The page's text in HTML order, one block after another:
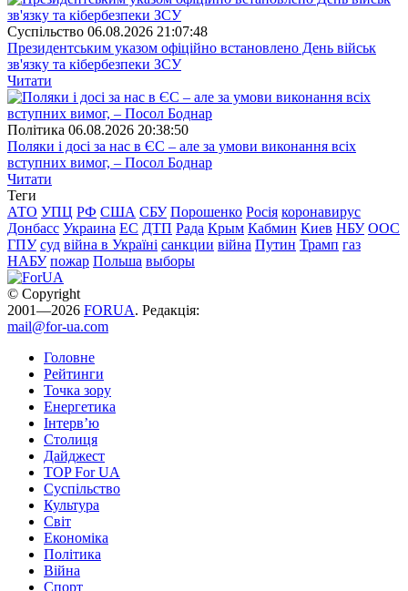
Суспiльство 06.08.2026 21:07:48
Президентським указом офіційно встановлено День військ
зв'язку та кібербезпеки ЗСУ
Читати
Полiтика 06.08.2026 20:38:50
Поляки і досі за нас в ЄС – але за умови виконання всіх
вступних вимог, – Посол Боднар
Читати
Теги
АТО УПЦ РФ США СБУ Порошенко Росія коронавирус
Донбасс Украина ЕС ДТП Рада Крым Кабмин Киев НБУ ООС
ГПУ суд війна в Україні санкции війна Путин Трамп газ
НАБУ пожар Польша выборы
© Copyright
2001—2026 FORUA. Редакція:
mail@for-ua.com
Головне
Рейтинги
Точка зору
Енергетика
Інтерв’ю
Столиця
Дайджест
TOP For UA
Суспiльство
Культура
Світ
Економіка
Політика
Війна
Спорт